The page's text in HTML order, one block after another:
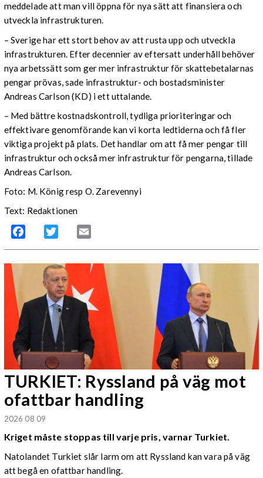
meddelade att man vill öppna för nya sätt att finansiera och
utveckla infrastrukturen.
– Sverige har ett stort behov av att rusta upp och utveckla
infrastrukturen. Efter decennier av eftersatt underhåll behöver
nya arbetssätt som ger mer infrastruktur för skattebetalarnas
pengar prövas, sade infrastruktur- och bostadsminister
Andreas Carlson (KD) i ett uttalande.
– Med bättre kostnadskontroll, tydliga prioriteringar och
effektivare genomförande kan vi korta ledtiderna och få fler
viktiga projekt på plats. Det handlar om att få mer pengar till
infrastruktur och också mer infrastruktur för pengarna, tillade
Andreas Carlson.
Foto: M. König resp O. Zarevennyi
Text: Redaktionen
Facebook Twitter
TURKIET: Ryssland på väg mot
ofattbar handling
2026 08 09
Kriget måste stoppas till varje pris, varnar Turkiet.
Natolandet Turkiet slår larm om att Ryssland kan vara på väg
att begå en ofattbar handling.